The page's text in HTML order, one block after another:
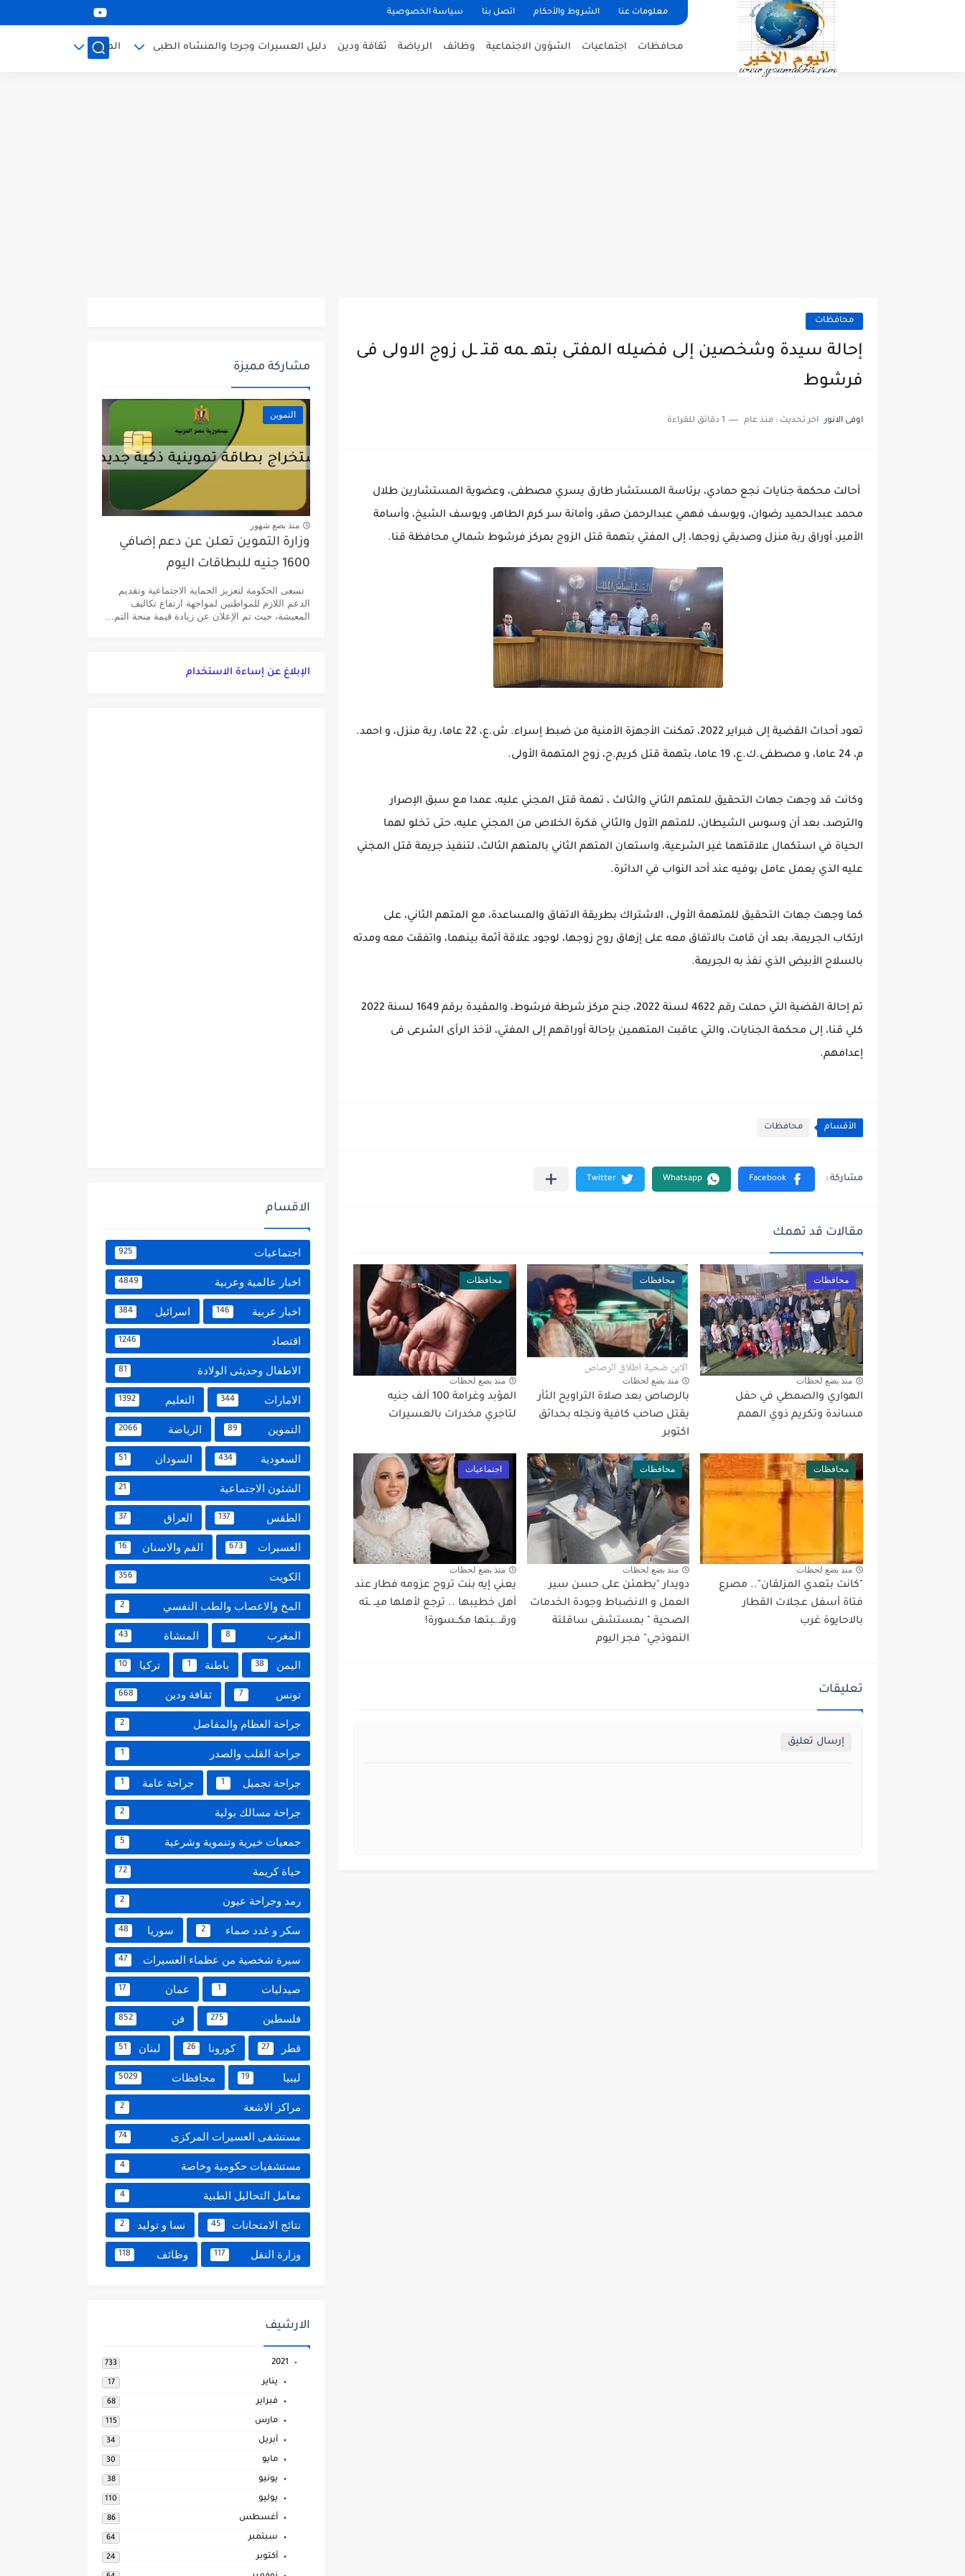
معلومات عنا الشروط والأحكام اتصل بنا سياسة الخصوصية
محافظات اجتماعيات الشؤون الاجتماعية وظائف الرياضة ثقافة ودين دليل العسيرات وجرجا والمنشاه الطبى المزيد
محافظات
إحالة سيدة وشخصين إلى فضيله المفتى بتهـ ـمه قتـ ـل زوج الاولى فى
فرشوط
اوفى الانور اخر تحديث : منذ عام 1 دقائق للقراءة
أحالت محكمة جنايات نجع حمادي، برئاسة المستشار طارق يسري مصطفى، وعضوية المستشارين طلال
محمد عبدالحميد رضوان، ويوسف فهمي عبدالرحمن صقر، وأمانة سر كرم الطاهر، ويوسف الشيخ، وأسامة
الأمير، أوراق ربة منزل وصديقي زوجها، إلى المفتي بتهمة قتل الزوج بمركز فرشوط شمالي محافظة قنا.
تعود أحداث القضية إلى فبراير 2022، تمكنت الأجهزة الأمنية من ضبط إسراء. ش.ع، 22 عاما، ربة منزل، و احمد.
م، 24 عاما، و مصطفى.ك.ع، 19 عاما، بتهمة قتل كريم.ح، زوج المتهمة الأولى.
وكانت قد وجهت جهات التحقيق للمتهم الثاني والثالث ، تهمة قتل المجني عليه، عمدا مع سبق الإصرار
والترصد، بعد أن وسوس الشيطان، للمتهم الأول والثاني فكرة الخلاص من المجني عليه، حتى تخلو لهما
الحياة في استكمال علاقتهما غير الشرعية، واستعان المتهم الثاني بالمتهم الثالث، لتنفيذ جريمة قتل المجني
عليه الذي يعمل عامل بوفيه عند أحد النواب في الدائرة.
كما وجهت جهات التحقيق للمتهمة الأولى، الاشتراك بطريقة الاتفاق والمساعدة، مع المتهم الثاني، على
ارتكاب الجريمة، بعد أن قامت بالاتفاق معه على إزهاق روح زوجها، لوجود علاقة آثمة بينهما، واتفقت معه ومدته
بالسلاح الأبيض الذي نفذ به الجريمة.
تم إحالة القضية التي حملت رقم 4622 لسنة 2022، جنح مركز شرطة فرشوط، والمقيدة برقم 1649 لسنة 2022
كلي قنا، إلى محكمة الجنايات، والتي عاقبت المتهمين بإحالة أوراقهم إلى المفتي، لأخذ الرأى الشرعى فى
إعدامهم.
الأقسام محافظات
مقالات قد تهمك
محافظات
منذ بضع لحظات
الهواري والصمطي في حفل
مساندة وتكريم ذوي الهمم
محافظات
منذ بضع لحظات
بالرصاص بعد صلاة التراويح الثأر
يقتل صاحب كافية ونجله بحدائق
اكتوبر
محافظات
منذ بضع لحظات
المؤبد وغرامة 100 ألف جنيه
لتاجري مخدرات بالعسيرات
محافظات
منذ بضع لحظات
"كانت بتعدي المزلقان".. مصرع
فتاة أسفل عجلات القطار
بالاحايوة غرب
محافظات
منذ بضع لحظات
دويدار "يطمئن على حسن سير
العمل و الانضباط وجودة الخدمات
الصحية " بمستشفى ساقلتة
النموذجي" فجر اليوم
اجتماعيات
منذ بضع لحظات
يعني إيه بنت تروح عزومه فطار عند
أهل خطيبها .. ترجع لأهلها ميــ ـته
ورقـ.ـبتها مكــسورة!
تعليقات
إرسال تعليق
مشاركة مميزة
التموين
منذ بضع شهور
وزارة التموين تعلن عن دعم إضافي
1600 جنيه للبطاقات اليوم
تسعى الحكومة لتعزيز الحماية الاجتماعية وتقديم
الدعم اللازم للمواطنين لمواجهة ارتفاع تكاليف
المعيشة، حيث تم الإعلان عن زيادة قيمة منحة التم...
الإبلاغ عن إساءة الاستخدام
الاقسام
اجتماعيات 925
اخبار عالمية وعربية 4849
اخبار عربية 146 اسرائيل 384
اقتصاد 1246
الاطفال وحديثى الولادة 81
الامارات 344 التعليم 1392
التموين 89 الرياضة 2066
السعودية 434 السودان 51
الشئون الاجتماعية 21
الطقس 137 العراق 37
العسيرات 673 الفم والاسنان 16
الكويت 356
المخ والاعصاب والطب النفسي 2
المغرب 8 المنشاة 43
اليمن 38 باطنة 1 تركيا 10
تونس 7 ثقافة ودين 668
جراحة العظام والمفاصل 2
جراحة القلب والصدر 1
جراحة تجميل 1 جراحة عامة 1
جراحة مسالك بولية 2
جمعيات خيرية وتنموية وشرعية 5
حياة كريمة 72
رمد وجراحة عيون 2
سكر و غدد صماء 2 سوريا 48
سيرة شخصية من عظماء العسيرات 47
صيدليات 1 عمان 17
فلسطين 275 فن 852
قطر 27 كورونا 26 لبنان 51
ليبيا 19 محافظات 5029
مراكز الاشعة 2
مستشفى العسيرات المركزى 74
مستشفيات حكومية وخاصة 4
معامل التحاليل الطبية 4
نتائج الامتحانات 45 نسا و توليد 2
وزارة النقل 117 وظائف 118
الارشيف
2021
733
يناير 17
فبراير 68
مارس 115
أبريل 34
مايو 30
يونيو 38
يوليو 110
أغسطس 86
سبتمبر 64
أكتوبر 24